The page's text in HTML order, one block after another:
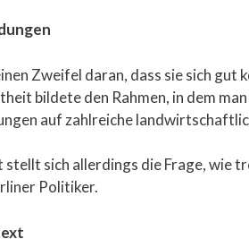
Zweifel daran, dass sie sich
bildete den Rahmen, in dem
auf zahlreiche
sich allerdings die Frage, wie
Politiker.